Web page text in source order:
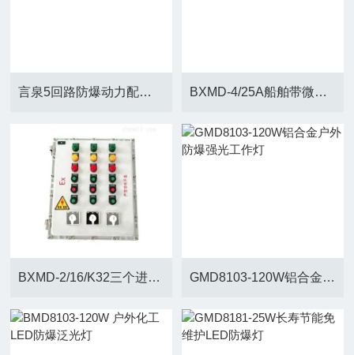
言泉5回路防爆动力配电箱BXM（D）51-5K BXMD-4/25A船舶带微断铝合金防爆配照明电箱
BXMD-2/16/K32三个进线出口防爆配电箱 GMD8103-120W铝合金户外防爆强光工作灯